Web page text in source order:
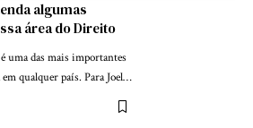
algumas
área do Direito
das mais importantes
qualquer país. Para Joel…